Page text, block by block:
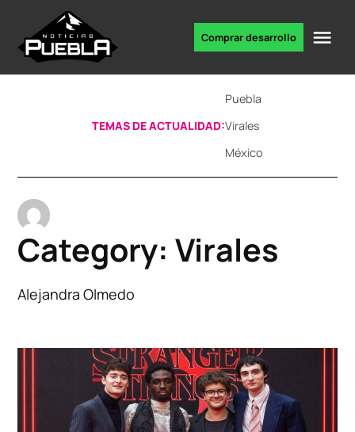
content
Comprar desarrollo
TEMAS DE ACTUALIDAD:
Puebla
Virales
México
Category:Virales
Alejandra Olmedo